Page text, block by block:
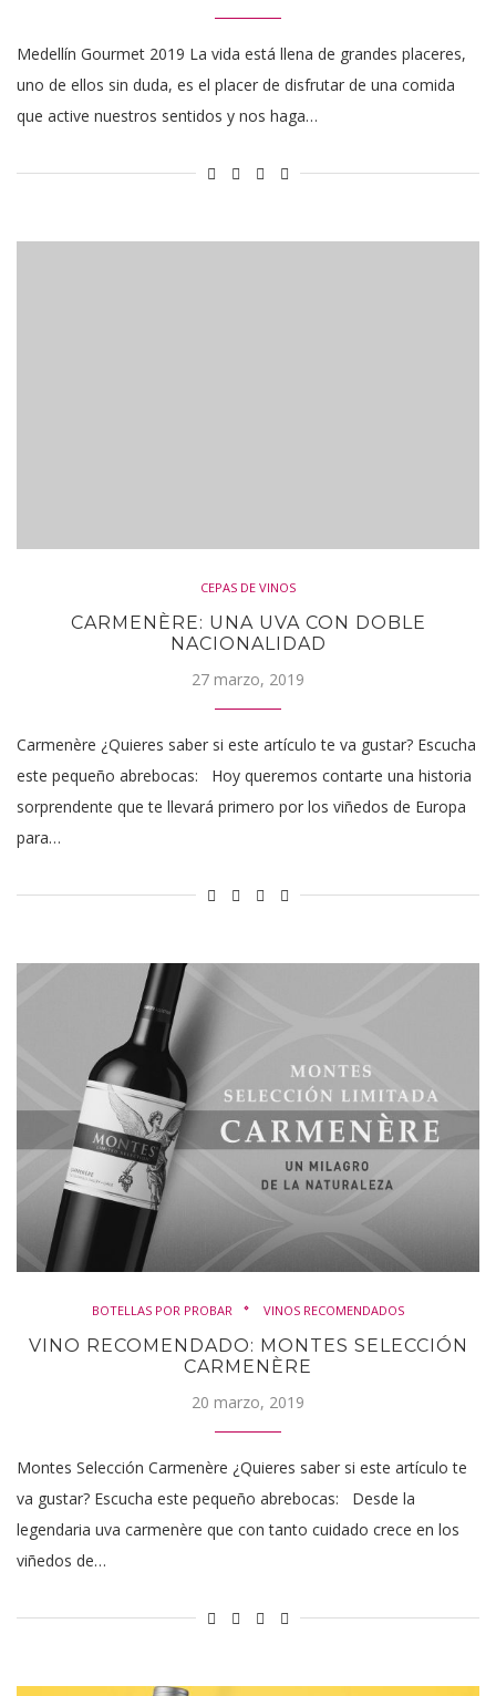
Medellín Gourmet 2019 La vida está llena de grandes placeres,
uno de ellos sin duda, es el placer de disfrutar de una comida
que active nuestros sentidos y nos haga…
CEPAS DE VINOS
CARMENÈRE: UNA UVA CON DOBLE
NACIONALIDAD
27 marzo, 2019
Carmenère ¿Quieres saber si este artículo te va gustar? Escucha
este pequeño abrebocas: Hoy queremos contarte una historia
sorprendente que te llevará primero por los viñedos de Europa
para…
BOTELLAS POR PROBAR VINOS RECOMENDADOS
VINO RECOMENDADO: MONTES SELECCIÓN
CARMENÈRE
20 marzo, 2019
Montes Selección Carmenère ¿Quieres saber si este artículo te
va gustar? Escucha este pequeño abrebocas: Desde la
legendaria uva carmenère que con tanto cuidado crece en los
viñedos de…